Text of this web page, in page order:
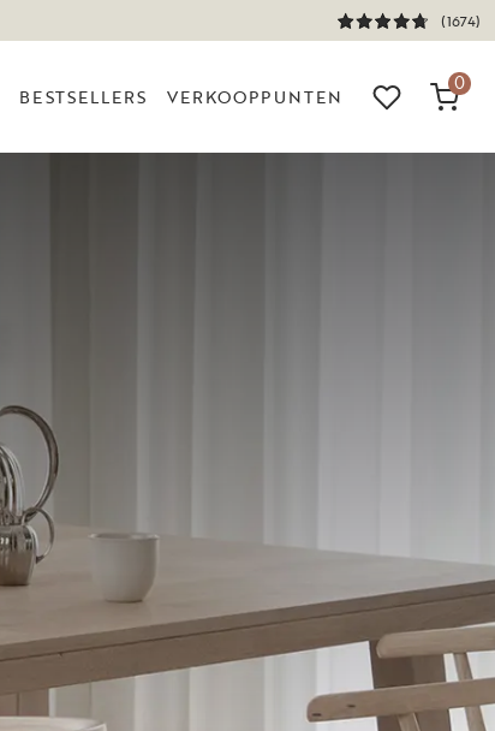
(1674)
BESTSELLERS VERKOOPPUNTEN
0